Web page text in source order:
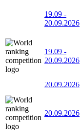
19.09 -
20.09.2026
19.09 -
20.09.2026
20.09.2026
20.09.2026